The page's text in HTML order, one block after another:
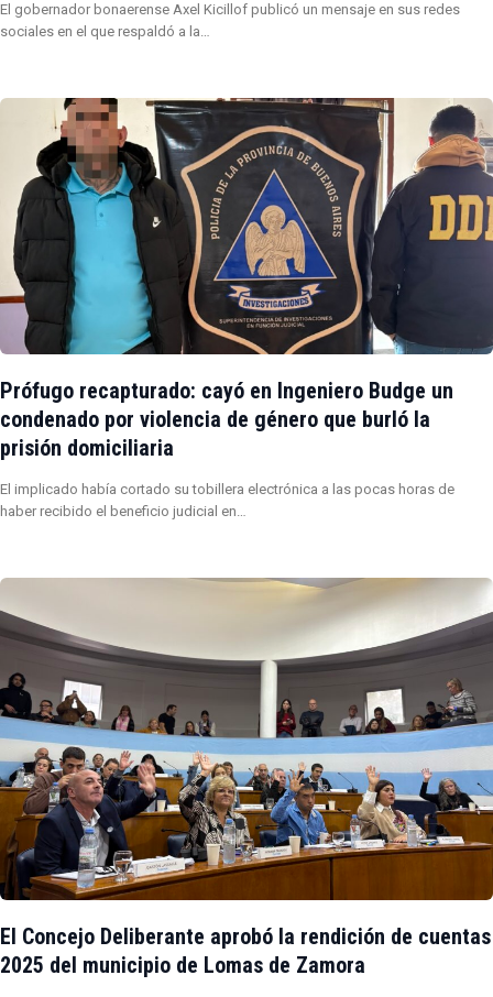
El gobernador bonaerense Axel Kicillof publicó un mensaje en sus redes
sociales en el que respaldó a la…
Prófugo recapturado: cayó en Ingeniero Budge un
condenado por violencia de género que burló la
prisión domiciliaria
El implicado había cortado su tobillera electrónica a las pocas horas de
haber recibido el beneficio judicial en…
El Concejo Deliberante aprobó la rendición de cuentas
2025 del municipio de Lomas de Zamora